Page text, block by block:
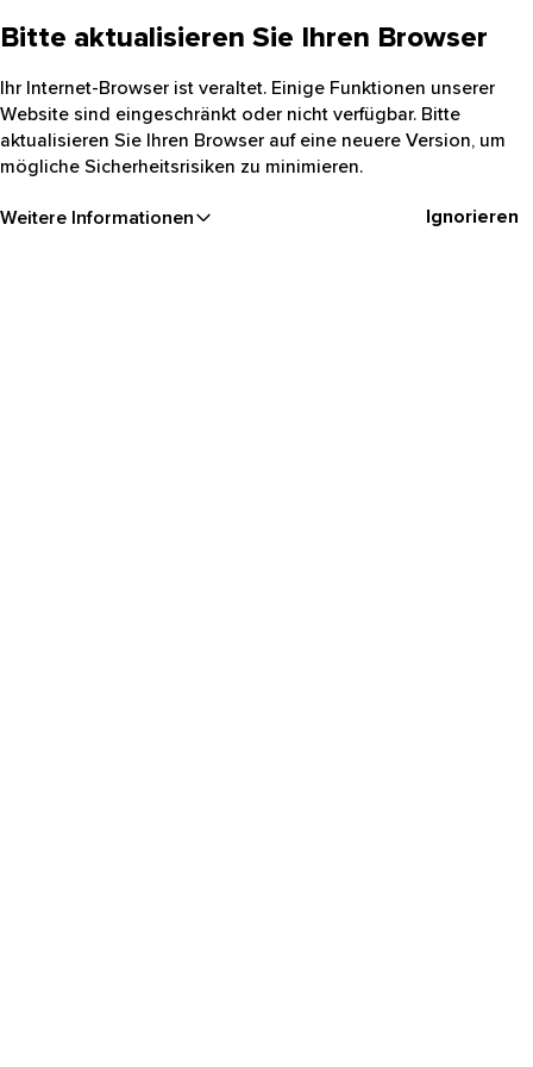
Bitte aktualisieren Sie Ihren Browser
Ihr Internet-Browser ist veraltet. Einige Funktionen unserer
Website sind eingeschränkt oder nicht verfügbar. Bitte
aktualisieren Sie Ihren Browser auf eine neuere Version, um
mögliche Sicherheitsrisiken zu minimieren.
Weitere Informationen Ignorieren